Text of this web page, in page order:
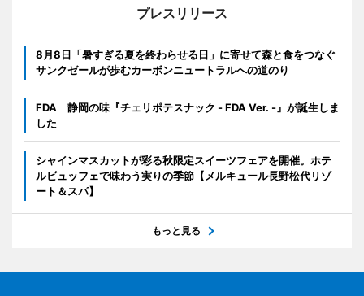
プレスリリース
8月8日「暑すぎる夏を終わらせる日」に寄せて森と食をつなぐ
サンクゼールが歩むカーボンニュートラルへの道のり
FDA 静岡の味『チェリポテスナック - FDA Ver. -』が誕生しま
した
シャインマスカットが彩る秋限定スイーツフェアを開催。ホテ
ルビュッフェで味わう実りの季節【メルキュール長野松代リゾ
ート＆スパ】
もっと見る